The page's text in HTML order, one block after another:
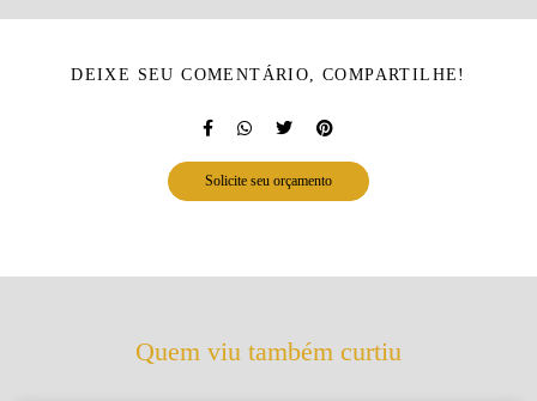
DEIXE SEU COMENTÁRIO, COMPARTILHE!
Solicite seu orçamento
Quem viu também curtiu